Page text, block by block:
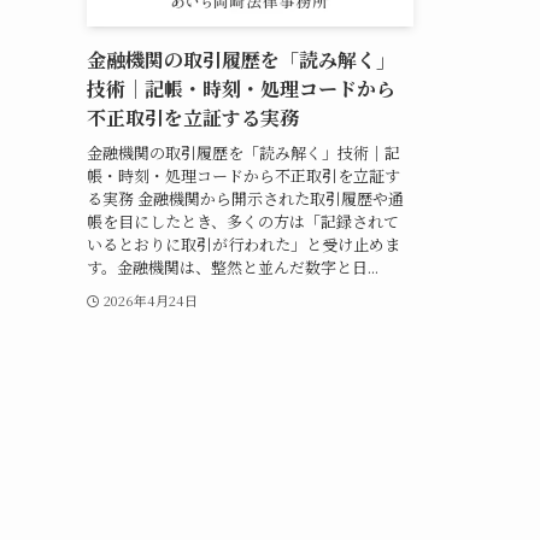
金融機関の取引履歴を「読み解く」
技術｜記帳・時刻・処理コードから
不正取引を立証する実務
金融機関の取引履歴を「読み解く」技術｜記
帳・時刻・処理コードから不正取引を立証す
る実務 金融機関から開示された取引履歴や通
帳を目にしたとき、多くの方は「記録されて
いるとおりに取引が行われた」と受け止めま
す。金融機関は、整然と並んだ数字と日...
2026年4月24日